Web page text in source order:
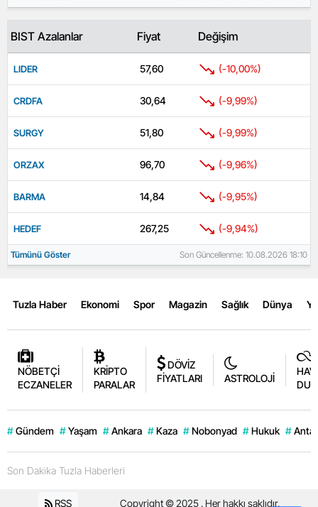
BIST Azalanlar Fiyat Değişim
LIDER 57,60 (-10,00%)
CRDFA 30,64 (-9,99%)
SURGY 51,80 (-9,99%)
ORZAX 96,70 (-9,96%)
BARMA 14,84 (-9,95%)
HEDEF 267,25 (-9,94%)
Tümünü Göster Son Güncellenme: 10.08.2026 18:10
Tuzla Haber Ekonomi Spor Magazin Sağlık Dünya
NÖBETÇİ
ECZANELER
KRİPTO
PARALAR
DÖVİZ
FİYATLARI
ASTROLOJİ
# Gündem # Yaşam # Ankara # Kaza # Nobonyad # Hukuk #
Son Dakika Tuzla Haberleri
RSS Copyright © 2025 . Her hakkı saklıdır.